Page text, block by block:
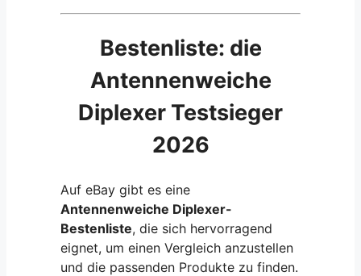
Bestenliste: die
Antennenweiche
Diplexer Testsieger
2026
Auf eBay gibt es eine
Antennenweiche Diplexer-
Bestenliste, die sich hervorragend
eignet, um einen Vergleich anzustellen
und die passenden Produkte zu finden.